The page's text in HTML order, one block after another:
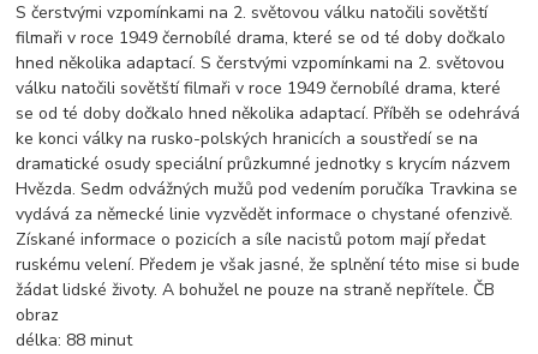
S čerstvými vzpomínkami na 2. světovou válku natočili sovětští
filmaři v roce 1949 černobílé drama, které se od té doby dočkalo
hned několika adaptací. S čerstvými vzpomínkami na 2. světovou
válku natočili sovětští filmaři v roce 1949 černobílé drama, které
se od té doby dočkalo hned několika adaptací. Příběh se odehrává
ke konci války na rusko-polských hranicích a soustředí se na
dramatické osudy speciální průzkumné jednotky s krycím názvem
Hvězda. Sedm odvážných mužů pod vedením poručíka Travkina se
vydává za německé linie vyzvědět informace o chystané ofenzivě.
Získané informace o pozicích a síle nacistů potom mají předat
ruskému velení. Předem je však jasné, že splnění této mise si bude
žádat lidské životy. A bohužel ne pouze na straně nepřítele. ČB
obraz
délka: 88 minut